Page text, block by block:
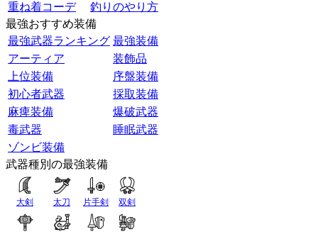
重ね着コーデ
釣りのやり方
最強おすすめ装備
最強武器ランキング 最強装備
アーティア
装飾品
上位装備
序盤装備
初心者武器
採取装備
麻痺装備
爆破武器
毒武器
睡眠武器
ゾンビ装備
武器種別の最強装備
大剣 太刀 片手剣 双剣